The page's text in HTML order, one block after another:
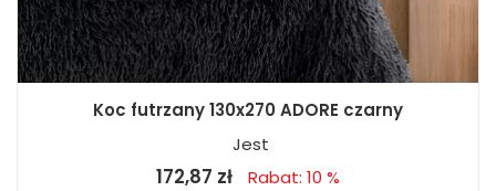
Koc futrzany 130x270 ADORE czarny
Jest
172,87 zł Rabat: 10 %